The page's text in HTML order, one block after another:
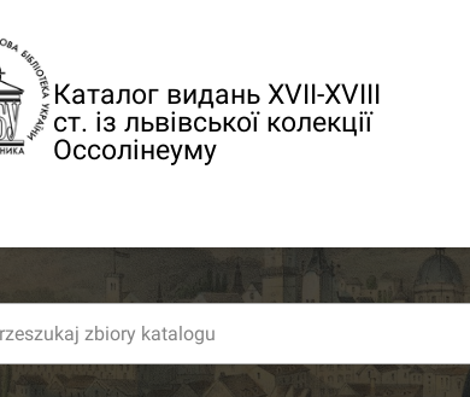
Каталог видань XVII-XVIII
ст. із львівської колекції
Оссолінеуму